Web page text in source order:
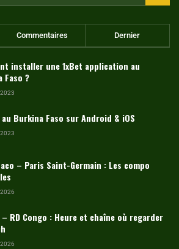
Commentaires Dernier
installer une 1xBet application au
Faso ?
Burkina Faso sur Android & iOS
– Paris Saint-Germain : Les compo
RD Congo : Heure et chaîne où regarder